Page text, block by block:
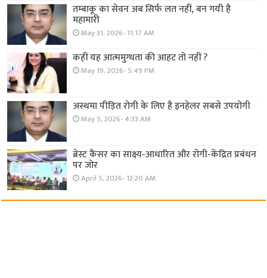
तम्बाकू का सेवन अब सिर्फ लत नहीं, बन गयी है
महामारी
May 31, 2026- 11:17 AM
कहीं यह आत्ममुग्धता की आहट तो नहीं ?
May 19, 2026- 5:49 PM
अस्थमा पीड़ित रोगी के लिए है इनहेलर सबसे उपयोगी
May 5, 2026- 4:33 AM
ब्रेस्ट कैंसर का साक्ष्य-आधारित और रोगी-केंद्रित प्रबंधन
पर जोर
April 5, 2026- 12:20 AM